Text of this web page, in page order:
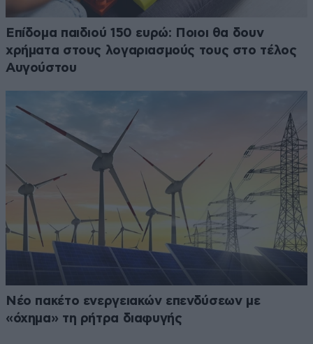
Επίδομα παιδιού 150 ευρώ: Ποιοι θα δουν
χρήματα στους λογαριασμούς τους στο τέλος
Αυγούστου
Νέο πακέτο ενεργειακών επενδύσεων με
«όχημα» τη ρήτρα διαφυγής